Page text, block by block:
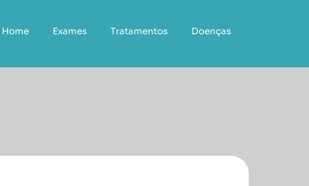
Home Exames Tratamentos Doenças